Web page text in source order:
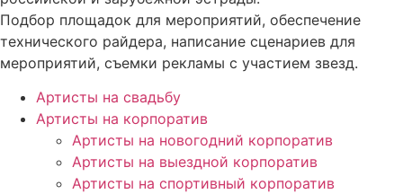
Подбор площадок для мероприятий, обеспечение
технического райдера, написание сценариев для
мероприятий, съемки рекламы с участием звезд.
Артисты на свадьбу
Артисты на корпоратив
Артисты на новогодний корпоратив
Артисты на выездной корпоратив
Артисты на спортивный корпоратив